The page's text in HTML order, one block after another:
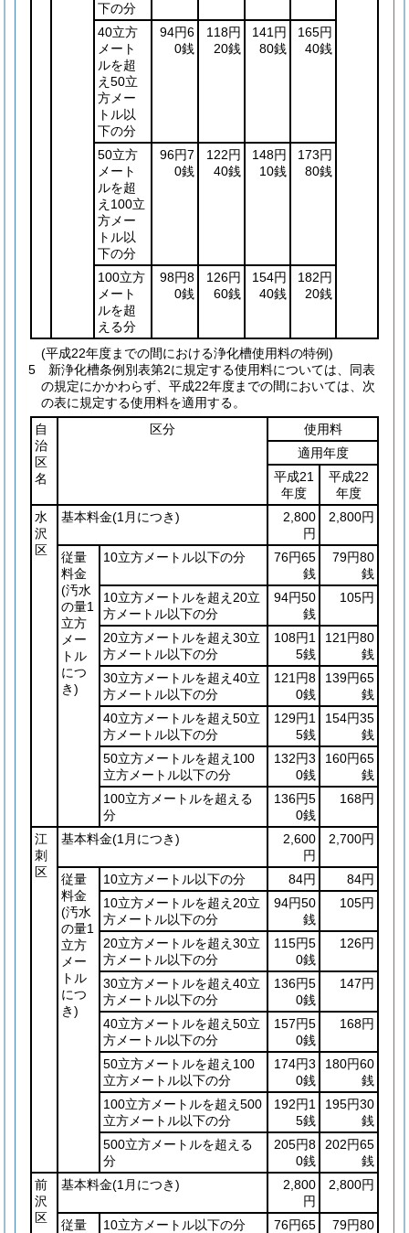
下の分
40立方
メート
ルを超
え50立
方メー
トル以
下の分
94円6
0銭
118円
20銭
141円
80銭
165円
40銭
50立方
メート
ルを超
え100立
方メー
トル以
下の分
96円7
0銭
122円
40銭
148円
10銭
173円
80銭
100立方
メート
ルを超
える分
98円8
0銭
126円
60銭
154円
40銭
182円
20銭
(平成22年度までの間における浄化槽使用料の特例)
5
新浄化槽条例別表第2に規定する使用料については、同表
の規定にかかわらず、平成22年度までの間においては、次
の表に規定する使用料を適用する。
自
治
区
名
区分
使用料
適用年度
平成21
年度
平成22
年度
水
沢
区
基本料金(1月につき)
2,800
円
2,800円
従量
料金
(汚水
の量1
立方
メー
トル
につ
き)
10立方メートル以下の分
76円65
銭
79円80
銭
10立方メートルを超え20立
方メートル以下の分
94円50
銭
105円
20立方メートルを超え30立
方メートル以下の分
108円1
5銭
121円80
銭
30立方メートルを超え40立
方メートル以下の分
121円8
0銭
139円65
銭
40立方メートルを超え50立
方メートル以下の分
129円1
5銭
154円35
銭
50立方メートルを超え100
立方メートル以下の分
132円3
0銭
160円65
銭
100立方メートルを超える
分
136円5
0銭
168円
江
刺
区
基本料金(1月につき)
2,600
円
2,700円
従量
料金
(汚水
の量1
立方
メー
トル
につ
き)
10立方メートル以下の分 84円
84円
10立方メートルを超え20立
方メートル以下の分
94円50
銭
105円
20立方メートルを超え30立
方メートル以下の分
115円5
0銭
126円
30立方メートルを超え40立
方メートル以下の分
136円5
0銭
147円
40立方メートルを超え50立
方メートル以下の分
157円5
0銭
168円
50立方メートルを超え100
立方メートル以下の分
174円3
0銭
180円60
銭
100立方メートルを超え500
立方メートル以下の分
192円1
5銭
195円30
銭
500立方メートルを超える
分
205円8
0銭
202円65
銭
前
沢
区
基本料金(1月につき)
2,800
円
2,800円
従量
10立方メートル以下の分
76円65
79円80